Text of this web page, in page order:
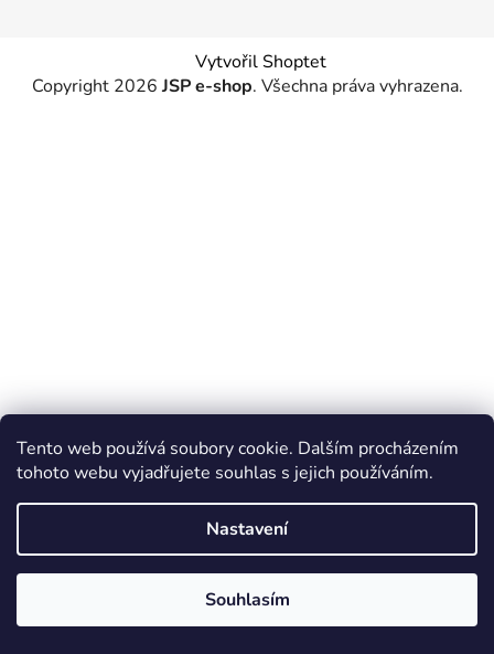
Tento web používá soubory cookie. Dalším procházením
tohoto webu vyjadřujete souhlas s jejich používáním.
Nastavení
Souhlasím
Vytvořil Shoptet
Copyright 2026 JSP e-shop. Všechna práva vyhrazena.